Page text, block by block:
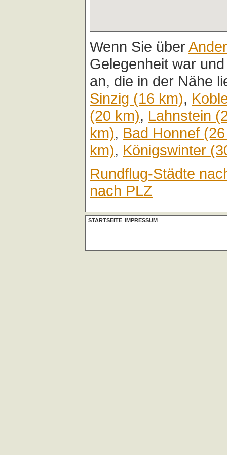
Wenn Sie über
Gelegenheit war
an, die in der Nähe
Sinzig (16 km),
(20 km), Lahnstein
km), Bad Honnef
km), Königswinter
Rundflug-Städte
nach PLZ
STARTSEITE IMPRESSUM